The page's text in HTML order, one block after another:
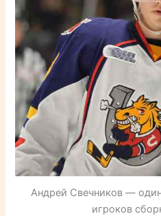
Андрей Свечников —
игроков